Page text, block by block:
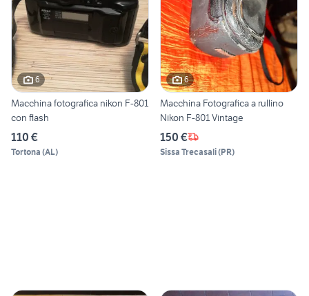
6
Macchina fotografica nikon F-801
con flash
110 €
Tortona (AL)
6
Macchina Fotografica a rullino
Nikon F-801 Vintage
150 €
Sissa Trecasali(PR)